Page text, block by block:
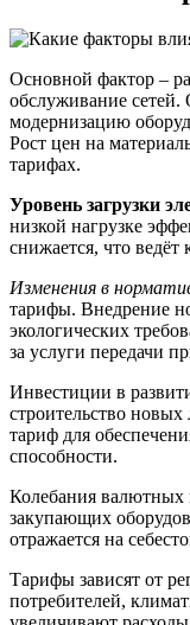
Основной фактор –
обслуживание
модернизацию
Рост цен на
тарифах.
Уровень загрузки
низкой нагрузке
снижается, что ведёт
Изменения в
тарифы. Внедрение
экологических
за услуги передачи
Инвестиции в
строительство
тариф для
способности.
Колебания валютных
закупающих
отражается на
Тарифы зависят от
потребителей,